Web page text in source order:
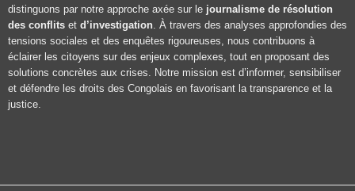
distinguons par notre approche axée sur le journalisme de résolution
des conflits et d’investigation. À travers des analyses approfondies des
tensions sociales et des enquêtes rigoureuses, nous contribuons à
éclairer les citoyens sur des enjeux complexes, tout en proposant des
solutions concrètes aux crises. Notre mission est d’informer, sensibiliser
et défendre les droits des Congolais en favorisant la transparence et la
justice.